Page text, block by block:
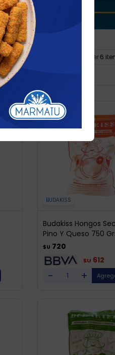
Ver
BUDAKISS
Budakiss Hongos
Pino Y Queso 750
$U 720
$U 612
- +